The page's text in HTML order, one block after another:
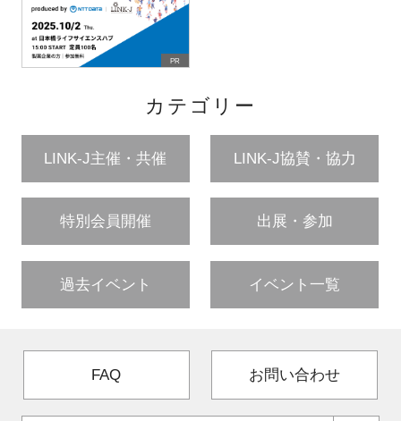
PR
カテゴリー
LINK-J主催・共催 LINK-J協賛・協力
特別会員開催 出展・参加
過去イベント イベント一覧
FAQ お問い合わせ